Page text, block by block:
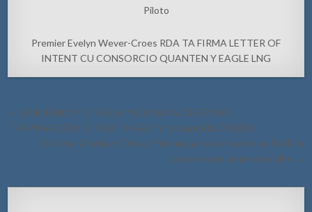
Piloto
Premier Evelyn Wever-Croes RDA TA FIRMA LETTER OF
INTENT CU CONSORCIO QUANTEN Y EAGLE LNG
Post
navigation
← GOBIERNO Y CITGO A YEGA NA ACUERDO DI
TERMINACION: CITGO TA BAY! Y ta paga $16,000,000
Minister Glenbert Croes: Percura pa bo aplicacion pa FASE ta
completo pa un proceso lihe →